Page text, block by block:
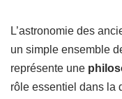
L’astronomie des
un simple ensemble
représente une
rôle essentiel dans la